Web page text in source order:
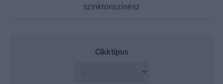
Cikktípus